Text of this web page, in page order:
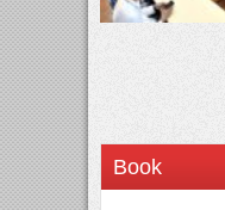
Book